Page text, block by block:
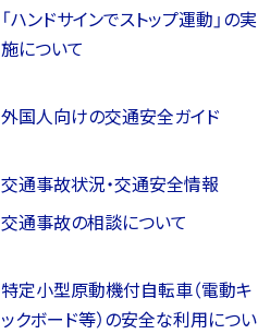
「ハンドサインでストップ運動」の実
施について
外国人向けの交通安全ガイド
交通事故状況・交通安全情報
交通事故の相談について
特定小型原動機付自転車（電動キ
ックボード等）の安全な利用につい